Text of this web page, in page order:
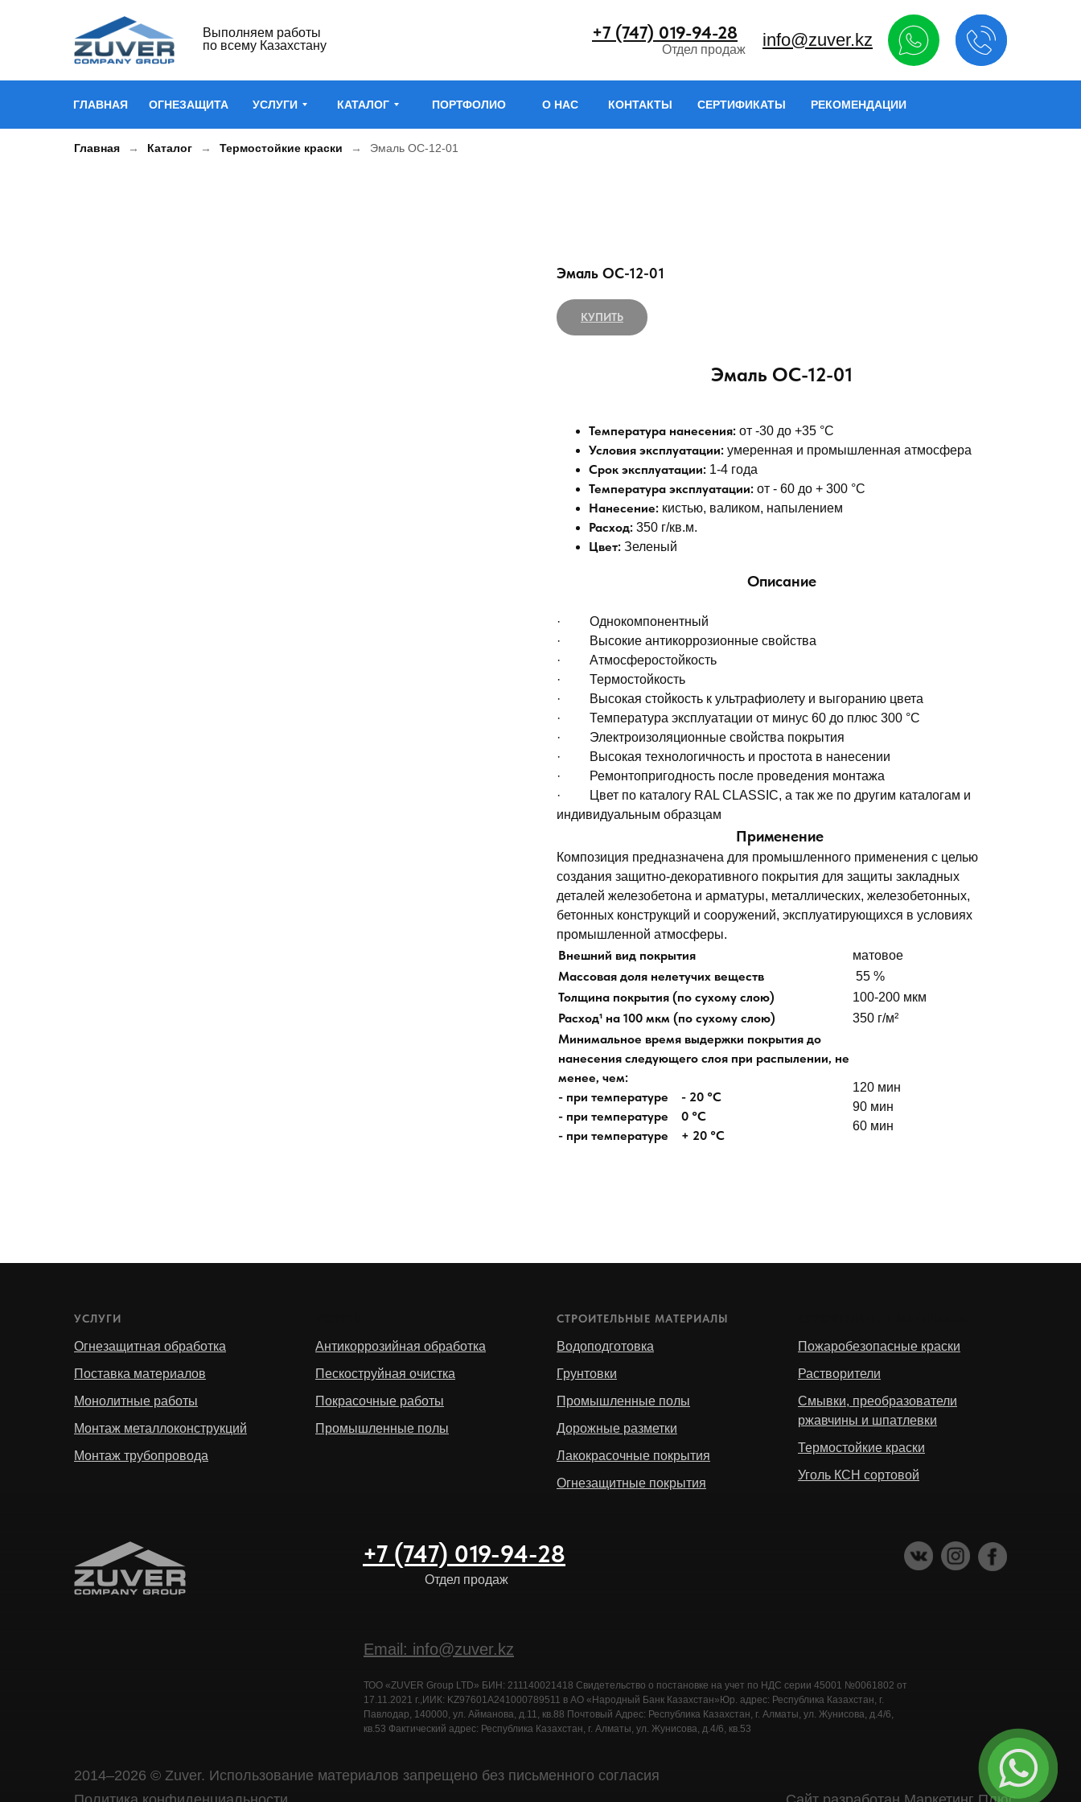
Выполняем работы
по всему Казахстану
info@zuver.kz
+7 (747) 019-94-28
Отдел продаж
ГЛАВНАЯ УСЛУГИ
ОГНЕЗАЩИТА ПОРТФОЛИО О НАС КОНТАКТЫ СЕРТИФИКАТЫ РЕКОМЕНДАЦИИ
КАТАЛОГ
Главная Каталог Термостойкие краски Эмаль ОС-12-01
Эмаль ОС-12-01
КУПИТЬ
Эмаль ОС-12-01
Температура нанесения: от -30 до +35 °С
Условия эксплуатации: умеренная и промышленная атмосфера
Срок эксплуатации: 1-4 года
Температура эксплуатации: от - 60 до + 300 °С
Нанесение: кистью, валиком, напылением
Расход: 350 г/кв.м.
Цвет: Зеленый
Описание
· Однокомпонентный
· Высокие антикоррозионные свойства
· Атмосферостойкость
· Термостойкость
· Высокая стойкость к ультрафиолету и выгоранию цвета
· Температура эксплуатации от минус 60 до плюс 300 °С
· Электроизоляционные свойства покрытия
· Высокая технологичность и простота в нанесении
· Ремонтопригодность после проведения монтажа
· Цвет по каталогу RAL CLASSIC, а так же по другим каталогам и
индивидуальным образцам
Применение
Композиция предназначена для промышленного применения с целью
создания защитно-декоративного покрытия для защиты закладных
деталей железобетона и арматуры, металлических, железобетонных,
бетонных конструкций и сооружений, эксплуатирующихся в условиях
промышленной атмосферы.
Внешний вид покрытия матовое
Массовая доля нелетучих веществ 55 %
Толщина покрытия (по сухому слою) 100-200 мкм
Расход¹ на 100 мкм (по сухому слою) 350 г/м²
Минимальное время выдержки покрытия до
нанесения следующего слоя при распылении, не
менее, чем:
- при температуре - 20 °С
- при температуре 0 °С
- при температуре + 20 °С
120 мин
90 мин
60 мин
УСЛУГИ
Огнезащитная обработка
Поставка материалов
Монолитные работы
Монтаж металлоконструкций
Монтаж трубопровода
Антикоррозийная обработка
Пескоструйная очистка
Покрасочные работы
Промышленные полы
СТРОИТЕЛЬНЫЕ МАТЕРИАЛЫ
Водоподготовка
Грунтовки
Промышленные полы
Дорожные разметки
Лакокрасочные покрытия
Огнезащитные покрытия
Пожаробезопасные краски
Растворители
Смывки, преобразователи
ржавчины и шпатлевки
Термостойкие краски
Уголь КСН сортовой
+7 (747) 019-94-28
Отдел продаж
2014–2026 © Zuver. Использование материалов запрещено без письменного согласия
Email: info@zuver.kz
ТОО «ZUVER Group LTD» БИН: 211140021418 Свидетельство о постановке на учет по НДС серии 45001 №0061802 от
17.11.2021 г.,ИИК: KZ97601A241000789511 в АО «Народный Банк Казахстан»Юр. адрес: Республика Казахстан, г.
Павлодар, 140000, ул. Айманова, д.11, кв.88 Почтовый Адрес: Республика Казахстан, г. Алматы, ул. Жунисова, д.4/6,
кв.53 Фактический адрес: Республика Казахстан, г. Алматы, ул. Жунисова, д.4/6, кв.53